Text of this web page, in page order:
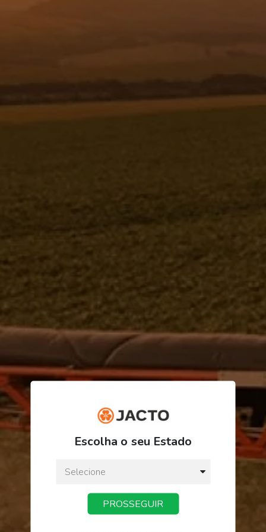
UNIÃO MACHO C24 12L X UNF7/8-14
R$ 233,82
ou3xdeR$ 77,94
Preço a vista:
Escolha o seu Estado
PROSSEGUIR